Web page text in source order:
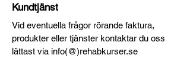
Kundtjänst
Vid eventuella frågor rörande faktura,
produkter eller tjänster kontaktar du oss
lättast via info(@)rehabkurser.se